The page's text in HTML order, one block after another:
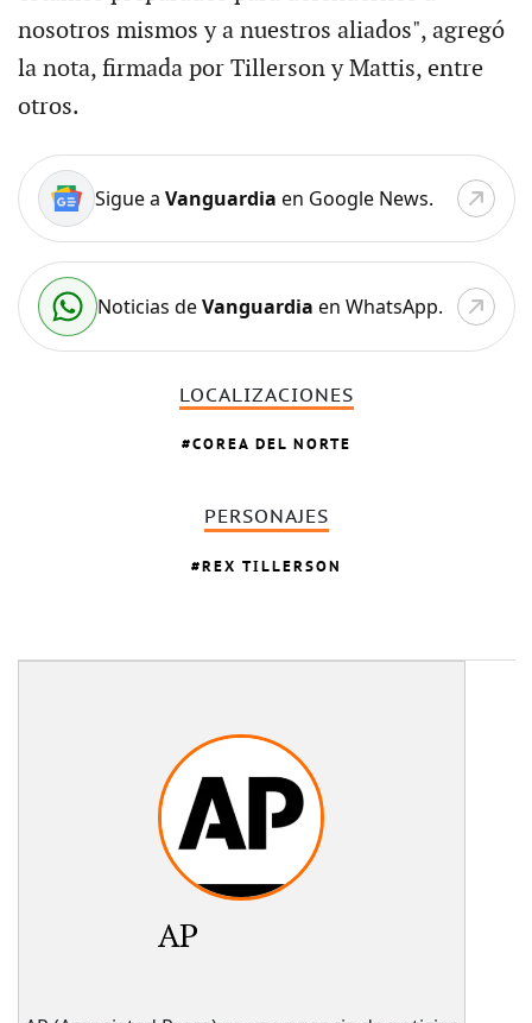
nosotros mismos y a nuestros aliados", agregó
la nota, firmada por Tillerson y Mattis, entre
otros.
Sigue a Vanguardia en Google News.
Noticias deVanguardia en WhatsApp.
LOCALIZACIONES
COREA DEL NORTE
PERSONAJES
REX TILLERSON
AP